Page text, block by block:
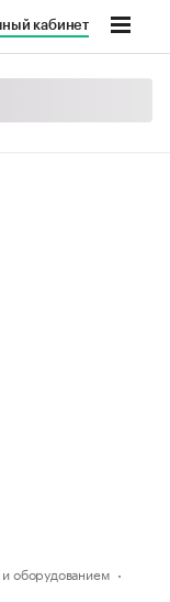
кабинет
и оборудованием